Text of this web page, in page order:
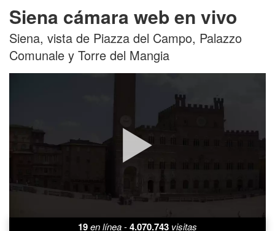
Siena cámara web en vivo
Siena, vista de Piazza del Campo, Palazzo
Comunale y Torre del Mangia
19en línea-4.070.743 visitas